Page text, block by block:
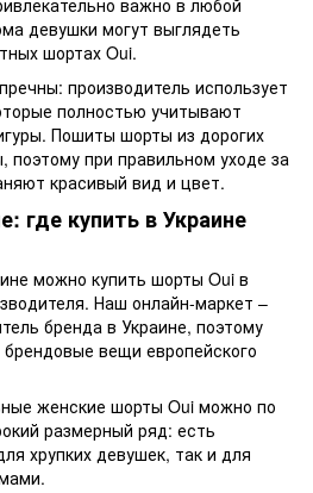
важно в любой
девушки могут выглядеть
шортах Oui.
производитель использует
полностью учитывают
Пошиты шорты из дорогих
поэтому при правильном уходе за
красивый вид и цвет.
где купить в Украине
можно купить шорты Oui в
Наш онлайн-маркет –
бренда в Украине, поэтому
вещи европейского
женские шорты Oui можно по
размерный ряд: есть
хрупких девушек, так и для